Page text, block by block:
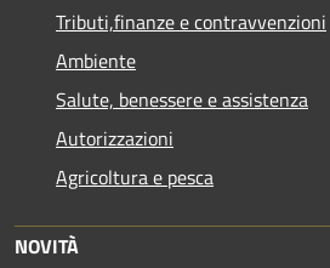
Tributi,finanze e contravvenzioni
Ambiente
Salute, benessere e assistenza
Autorizzazioni
Agricoltura e pesca
NOVITÀ